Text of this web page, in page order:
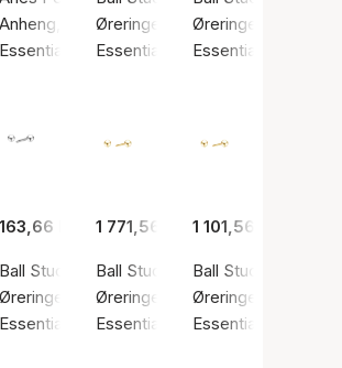
/ Sølv sterling 925
Anheng, Sølv farge / Sølv sterling 925
Essentials by Aagaard
Øreringer, Sølv farge / Sølv
Essentials by Aagaard
Øreringer, Gullfarge
Essentials by
3 mm, 8kt
/ Gull
163,66 kr
Ball Stud Earrings, 4 mm
Øreringer, Sølv farge / Sølv sterling 925
Essentials by Aagaard
1 771,56 kr
Ball Stud Earrings, 4 mm, 14kt
Øreringer, Gullfarge / Gull
Essentials by Aagaard
1 101,56 kr
Ball Stud Earrings,
Øreringer, Gullfarge
Essentials by